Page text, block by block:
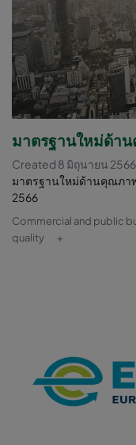
มาตรฐานใหม่ด้า
Created 8 มิถุนายน 2566
มาตรฐานใหม่ด้านคุณภา
2566
Commercial and public
quality
+